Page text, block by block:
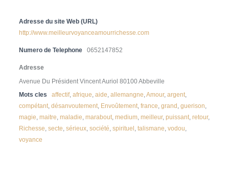
Adresse du site Web (URL)
http://www.meilleurvoyanceamourrichesse.com
Numero de Telephone 0652147852
Adresse
Avenue Du Président Vincent Auriol 80100 Abbeville
Mots cles
affectif, afrique aide allemangne Amour, argent
compétant désanvoutement Envoûtement france grand guerison
magie maitre maladie marabout medium meilleur, puissant retour,
Richesse secte sérieux société spirituel talismane vodou
voyance